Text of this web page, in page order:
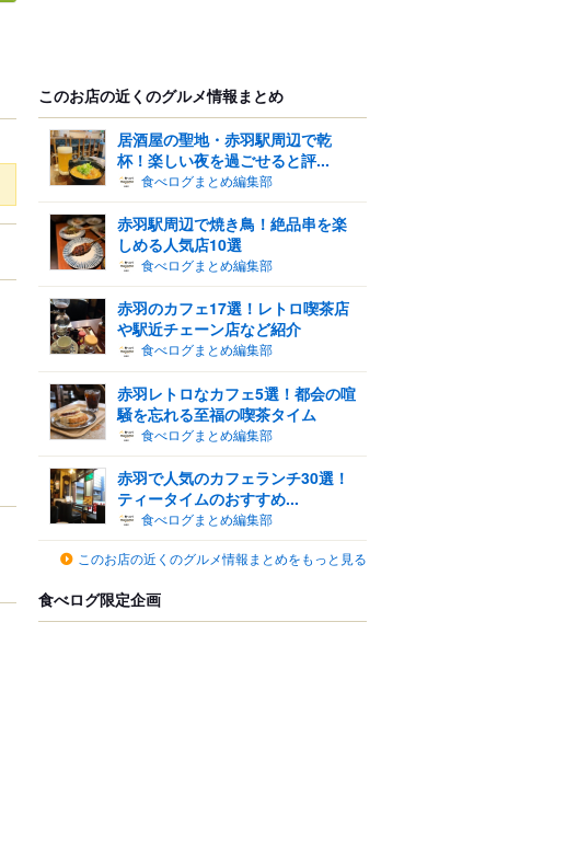
このお店の近くのグルメ情報まとめ
居酒屋の聖地・赤羽駅周辺で乾
杯！楽しい夜を過ごせると評...
食べログまとめ編集部
赤羽駅周辺で焼き鳥！絶品串を楽
しめる人気店10選
食べログまとめ編集部
赤羽のカフェ17選！レトロ喫茶店
や駅近チェーン店など紹介
食べログまとめ編集部
赤羽レトロなカフェ5選！都会の喧
騒を忘れる至福の喫茶タイム
食べログまとめ編集部
赤羽で人気のカフェランチ30選！
ティータイムのおすすめ...
食べログまとめ編集部
このお店の近くのグルメ情報まとめをもっと見る
食べログ限定企画